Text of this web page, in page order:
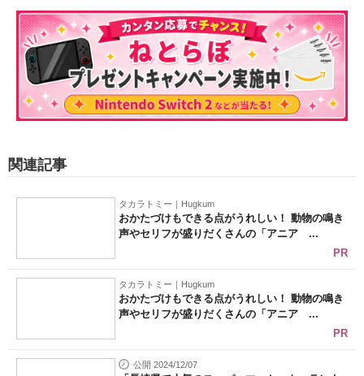
関連記事
タカラトミー｜Hugkum
おかたづけもできる点がうれしい！ 動物の鳴き
声やセリフが盛りだくさんの「アニア ...
PR
タカラトミー｜Hugkum
おかたづけもできる点がうれしい！ 動物の鳴き
声やセリフが盛りだくさんの「アニア ...
PR
公開 2024/12/07